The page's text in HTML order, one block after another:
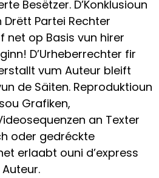
Besëtzer. D’Konklusioun
Partei Rechter
net op Basis vun hirer
D’Urheberrechter fir
vum Auteur bleift
de Säiten. Reproduktioun
Grafiken,
an Texter
oder gedréckte
erlaabt ouni d’express